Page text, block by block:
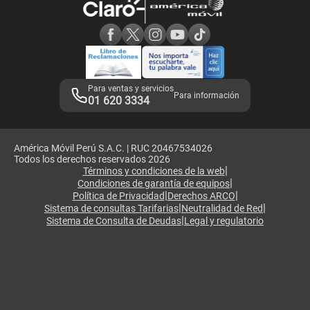
Adquirientes iPhone 6, 6S y SE
Mensaje de Seguridad
Términos y Condiciones de Tienda Claro
Libro de Reclamaciones
Legales de marketplace
Para ventas y servicios
01 620 3334 Para información
América Móvil Perú S.A.C. | RUC 20467534026
Todos los derechos reservados 2026
Términos y condiciones de la web|
Condiciones de garantía de equipos|
Política de Privacidad|Derechos ARCO|
Sistema de consultas Tarifarias|Neutralidad de Red|
Sistema de Consulta de Deudas|Legal y regulatorio